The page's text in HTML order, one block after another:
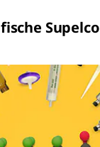
Supelco